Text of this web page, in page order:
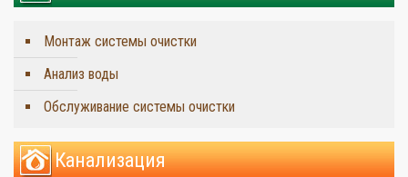
Монтаж системы очистки
Анализ воды
Обслуживание системы очистки
Канализация